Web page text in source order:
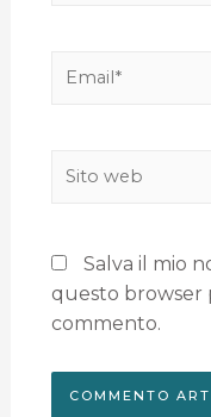
Salva il mio
questo browser
commento.